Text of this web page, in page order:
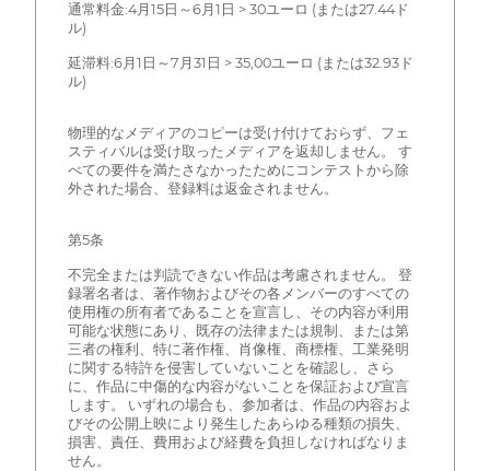
通常料金:4月15日～6月1日 > 30ユーロ (または27.44ド
ル)
延滞料:6月1日～7月31日 > 35,00ユーロ (または32.93ド
ル)
物理的なメディアのコピーは受け付けておらず、フェ
スティバルは受け取ったメディアを返却しません。 す
べての要件を満たさなかったためにコンテストから除
外された場合、登録料は返金されません。
第5条
不完全または判読できない作品は考慮されません。 登
録署名者は、著作物およびその各メンバーのすべての
使用権の所有者であることを宣言し、その内容が利用
可能な状態にあり、既存の法律または規制、または第
三者の権利、特に著作権、肖像権、商標権、工業発明
に関する特許を侵害していないことを確認し、さら
に、作品に中傷的な内容がないことを保証および宣言
します。 いずれの場合も、参加者は、作品の内容およ
びその公開上映により発生したあらゆる種類の損失、
損害、責任、費用および経費を負担しなければなりま
せん。